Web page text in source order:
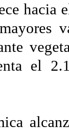
hacia
el